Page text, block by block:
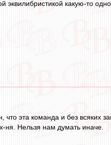
эквилибристикой какую-то
эта команда и без всяких
ня. Нельзя нам думать иначе.